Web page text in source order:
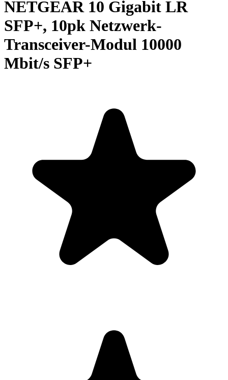
NETGEAR 10 Gigabit LR
SFP+, 10pk Netzwerk-
Transceiver-Modul 10000
Mbit/s SFP+